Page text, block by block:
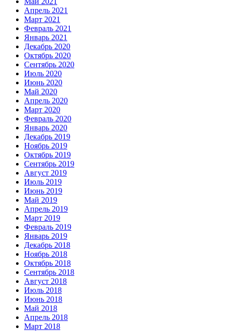
Апрель 2021
Март 2021
Февраль 2021
Январь 2021
Декабрь 2020
Октябрь 2020
Сентябрь 2020
Июль 2020
Июнь 2020
Май 2020
Апрель 2020
Март 2020
Февраль 2020
Январь 2020
Декабрь 2019
Ноябрь 2019
Октябрь 2019
Сентябрь 2019
Август 2019
Июль 2019
Июнь 2019
Май 2019
Апрель 2019
Март 2019
Февраль 2019
Январь 2019
Декабрь 2018
Ноябрь 2018
Октябрь 2018
Сентябрь 2018
Август 2018
Июль 2018
Июнь 2018
Май 2018
Апрель 2018
Март 2018